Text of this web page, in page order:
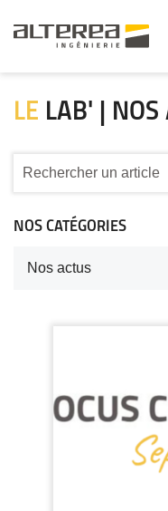
LE LAB' | NOS
NOS CATÉGORIES
Nos actus